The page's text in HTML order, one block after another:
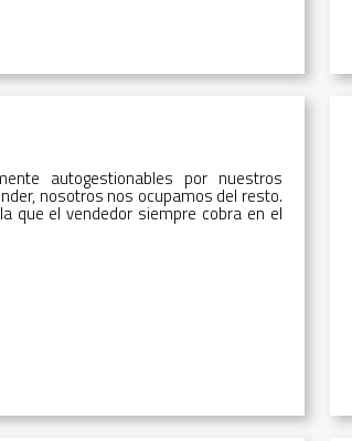
autogestionables por nuestros
nosotros nos ocupamos del resto.
que el vendedor siempre cobra en el